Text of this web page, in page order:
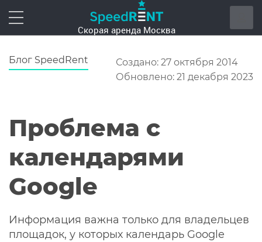
Блог SpeedRent
Создано: 27 октября 2014
Обновлено: 21 декабря 2023
Проблема с
календарями
Google
Информация важна только для владельцев
площадок, у которых календарь Google